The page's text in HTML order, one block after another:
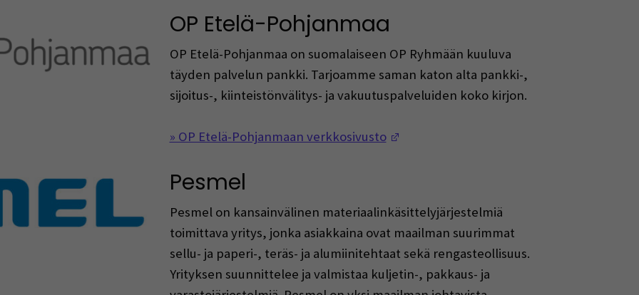
OP Etelä-Pohjanmaa
OP Etelä-Pohjanmaa on suomalaiseen OP Ryhmään kuuluva
täyden palvelun pankki. Tarjoamme saman katon alta pankki-,
sijoitus-, kiinteistönvälitys- ja vakuutuspalveluiden koko kirjon.
» OP Etelä-Pohjanmaan verkkosivusto
Pesmel
Pesmel on kansainvälinen materiaalinkäsittelyjärjestelmiä
toimittava yritys, jonka asiakkaina ovat maailman suurimmat
sellu- ja paperi-, teräs- ja alumiinitehtaat sekä rengasteollisuus.
Yrityksen suunnittelee ja valmistaa kuljetin-, pakkaus- ja